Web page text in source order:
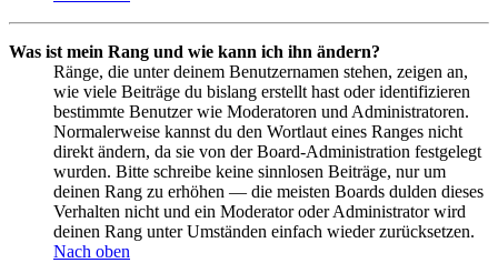
Was ist mein Rang und wie kann ich ihn ändern?
Ränge, die unter deinem Benutzernamen stehen, zeigen an,
wie viele Beiträge du bislang erstellt hast oder identifizieren
bestimmte Benutzer wie Moderatoren und Administratoren.
Normalerweise kannst du den Wortlaut eines Ranges nicht
direkt ändern, da sie von der Board-Administration festgelegt
wurden. Bitte schreibe keine sinnlosen Beiträge, nur um
deinen Rang zu erhöhen — die meisten Boards dulden dieses
Verhalten nicht und ein Moderator oder Administrator wird
deinen Rang unter Umständen einfach wieder zurücksetzen.
Nach oben